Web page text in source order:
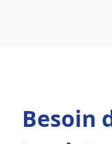
Besoin